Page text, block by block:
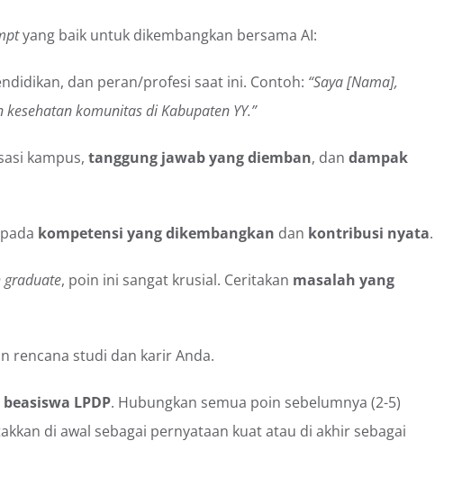
yang baik untuk dikembangkan bersama AI:
dan peran/profesi saat ini. Contoh: “Saya [Nama],
komunitas di Kabupaten YY.”
kampus, tanggung jawab yang diemban, dan dampak
kompetensi yang dikembangkan dan kontribusi nyata.
graduate, poin ini sangat krusial. Ceritakan masalah yang
rencana studi dan karir Anda.
LPDP. Hubungkan semua poin sebelumnya (2-5)
di awal sebagai pernyataan kuat atau di akhir sebagai